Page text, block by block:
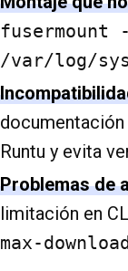
fusermount
/var/log/
Runtu y evita
Problemas de
limitación en
max-